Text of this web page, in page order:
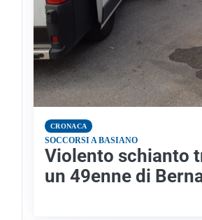
CRONACA
SOCCORSI A BASIANO
Violento schianto
un 49enne di